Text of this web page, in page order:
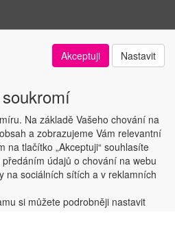
Software a.s. 2018
Akceptuji Nastavit
Na základě Vašeho chování na
a zobrazujeme Vám relevantní
na tlačítko „Akceptuji“ souhlasíte
údajů o chování na webu
na sociálních sítích a v reklamních
si můžete podrobněji nastavit